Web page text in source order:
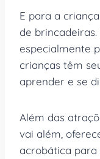
E para a
de
especialmente
crianças têm
aprender e se
Além das
vai além,
acrobática